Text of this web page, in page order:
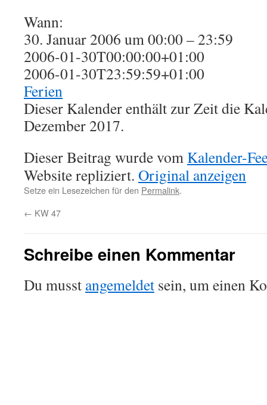
Wann:
30. Januar 2006 um 00:00 – 23:59
2006-01-30T00:00:00+01:00
2006-01-30T23:59:59+01:00
Ferien
Dieser Kalender enthält zur Zeit die
Dezember 2017.
Dieser Beitrag wurde vom Kalender-
Website repliziert. Original anzeigen
Setze ein Lesezeichen für den Permalink.
← KW 47
Schreibe einen Kommentar
Du musst angemeldet sein, um einen